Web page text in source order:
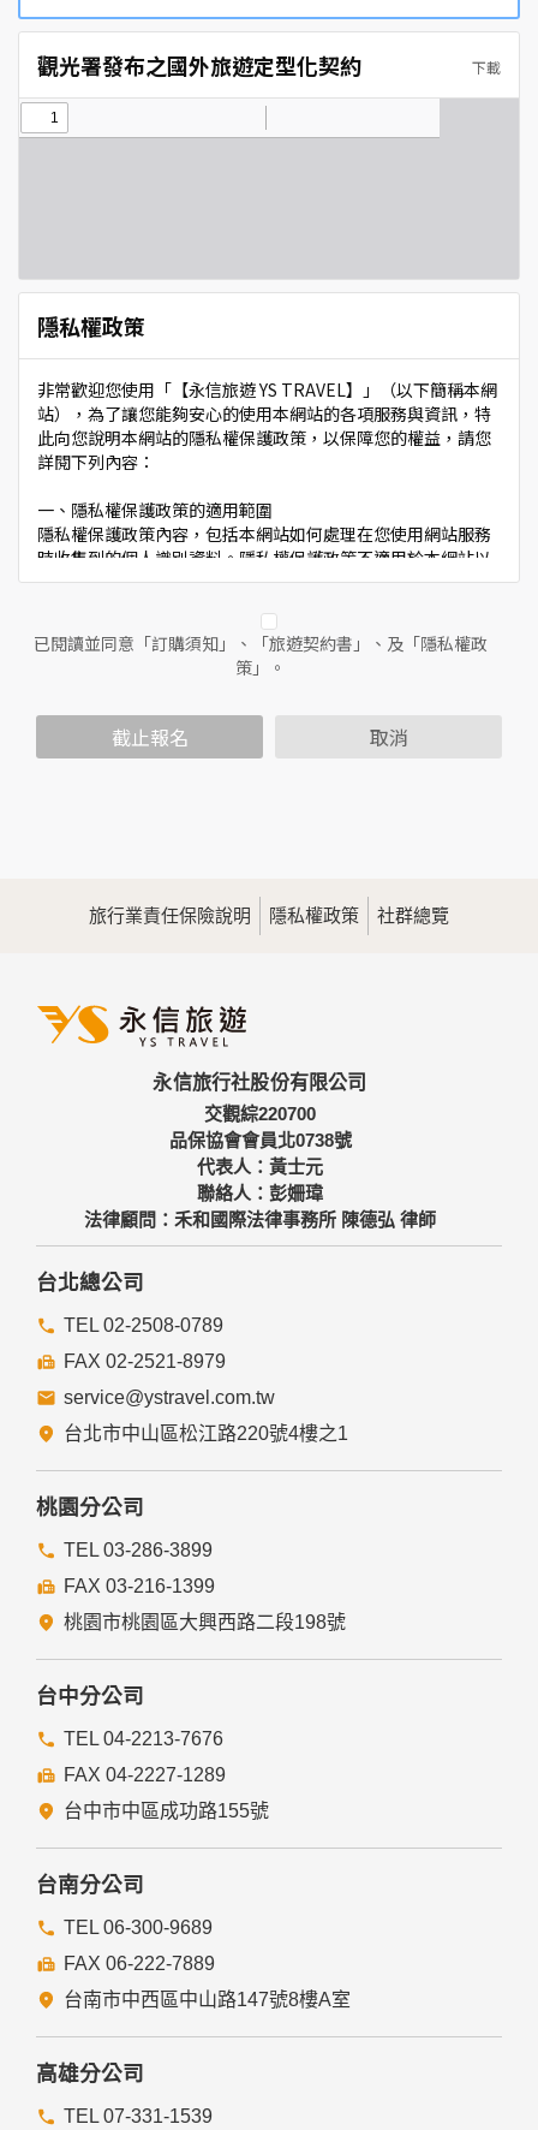
觀光署發布之國外旅遊定型化契約 下載
隱私權政策
非常歡迎您使用「【永信旅遊 YS TRAVEL】」（以下簡稱本網
站），為了讓您能夠安心的使用本網站的各項服務與資訊，特
此向您說明本網站的隱私權保護政策，以保障您的權益，請您
詳閱下列內容：
一、隱私權保護政策的適用範圍
隱私權保護政策內容，包括本網站如何處理在您使用網站服務
時收集到的個人識別資料。隱私權保護政策不適用於本網站以
外的相關連結網站，也不適用於非本網站所委託或參與管理的
二、個人資料的蒐集、處理及利用方式
當您造訪本網站或使用本網站所提供之功能服務時，我們將視
範圍內處理及利用您的個人資料；非經您書面同意，本網站不
會將個人資料用於其他用途。
為提供精確的服務，我們會將收集的問卷調查內容進行統計與
分析，分析結果之統計數據或說明文字呈現，除供內部研究
三、資料之保護
備及必要的安全防護措施，加以保護網站及您的個人資料採用
嚴格的保護措施，只由經過授權的人員才能接觸您的個人資
料，相關處理人員皆簽有保密合約，如有違反保密義務者，將
會受到相關的法律處分。
如因業務需要有必要委託其他單位提供服務時，本網站亦會嚴
格要求其遵守保密義務，並且採取必要檢查程序以確定其將確
實遵守。
四、網站對外的相關連結
提供的連結，點選進入其他網站。但該連結網站不適用本網站
的隱私權保護政策，您必須參考該連結網站中的隱私權保護政
策。
五、與第三人共用個人資料之政策
本網站絕不會提供、交換、出租或出售任何您的個人資料給其
他個人、團體、私人企業或公務機關，但有法律依據或合約義
務者，不在此限。
前項但書之情形包括不限於：
經由您書面同意。
法律明文規定。
與公務機關或學術研究機構合作，基於公共利益為統計或學術
研究而有必要，且資料經過提供者處理或蒐集者依其揭露方式
無從識別特定之當事人。
當您在網站的行為，違反服務條款或可能損害或妨礙網站與其
揭露您的個人資料是為了辨識、聯絡或採取法律行動所必要
者。
本網站委託廠商協助蒐集、處理或利用您的個人資料時，將對
委外廠商或個人善盡監督管理之責。
六、Cookie之使用
為了提供您最佳的服務，本網站會在您的電腦中放置並取用我
們的Cookie，若您不願接受Cookie的寫入，您可在您使用的
瀏覽器功能項中設定隱私權等級為高，即可拒絕Cookie的寫
七、隱私權保護政策之修正
款將刊登於網站上。
已閱讀並同意「訂購須知」、「旅遊契約書」、及「隱私權政
策」。
截止報名 取消
旅行業責任保險說明 隱私權政策 社群總覽
永信旅行社股份有限公司
交觀綜220700
品保協會會員北0738號
代表人：黃士元
聯絡人：彭姍瑋
法律顧問：禾和國際法律事務所 陳德弘 律師
台北總公司
TEL 02-2508-0789
FAX 02-2521-8979
service@ystravel.com.tw
台北市中山區松江路220號4樓之1
桃園分公司
TEL 03-286-3899
FAX 03-216-1399
桃園市桃園區大興西路二段198號
台中分公司
TEL 04-2213-7676
FAX 04-2227-1289
台中市中區成功路155號
台南分公司
TEL 06-300-9689
FAX 06-222-7889
台南市中西區中山路147號8樓A室
高雄分公司
TEL 07-331-1539